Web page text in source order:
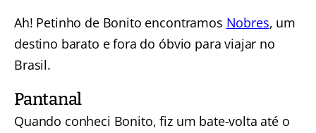
Ah! Petinho de Bonito encontramos Nobres, um
destino barato e fora do óbvio para viajar no
Brasil.
Pantanal
Quando conheci Bonito, fiz um bate-volta até o